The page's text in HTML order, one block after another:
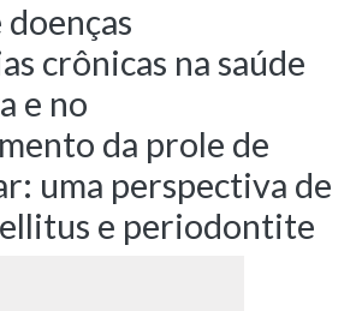
crônicas na saúde
e no
da prole de
uma perspectiva de
e periodontite